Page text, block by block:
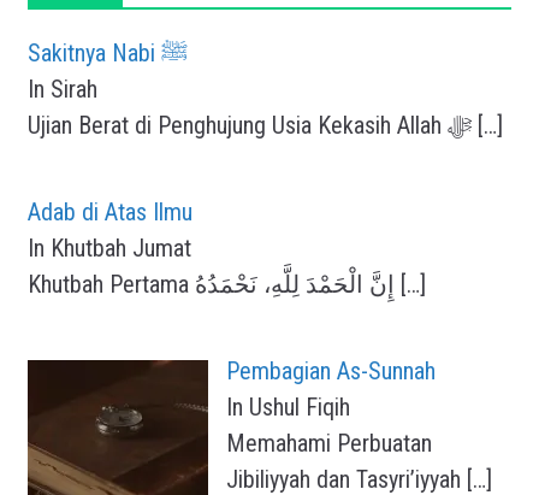
Sakitnya Nabi ﷺ
In Sirah
Ujian Berat di Penghujung Usia Kekasih Allah ﷻ […]
Adab di Atas Ilmu
In Khutbah Jumat
[…]
Pembagian As-Sunnah
In Ushul Fiqih
Memahami Perbuatan
Jibiliyyah dan Tasyri’iyyah […]